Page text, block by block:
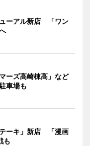
ーアル新店 「ワン
ーズ高崎棟高」など
車場も
ーキ」新店 「漫画
も